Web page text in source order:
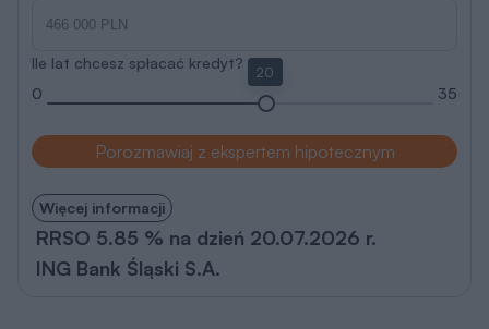
Ile lat chcesz spłacać kredyt?
0
20
35
Porozmawiaj z ekspertem hipotecznym
Więcej informacji
RRSO 5.85 % na dzień 20.07.2026 r.
ING Bank Śląski S.A.